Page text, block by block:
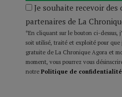
Je souhaite recevoir des
partenaires de La
*En cliquant sur le bouton ci-dessus,
soit utilisé, traité et exploité pour
gratuite de La Chronique Agora et
moment, vous pourrez vous
notre Politique de confidentialité